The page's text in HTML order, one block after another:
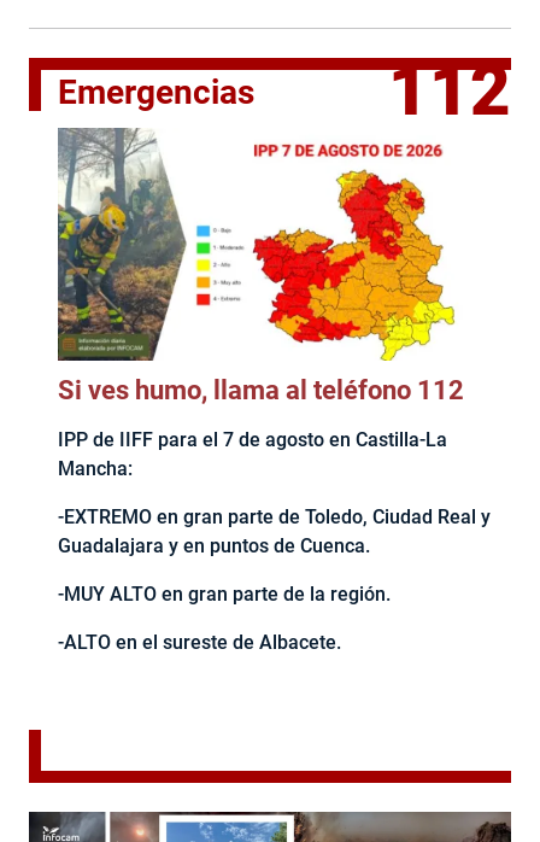
Emergencias 112
Si ves humo, llama al teléfono 112
IPP de IIFF para el 7 de agosto en Castilla-La
Mancha:
-EXTREMO en gran parte de Toledo, Ciudad Real y
Guadalajara y en puntos de Cuenca.
-MUY ALTO en gran parte de la región.
-ALTO en el sureste de Albacete.